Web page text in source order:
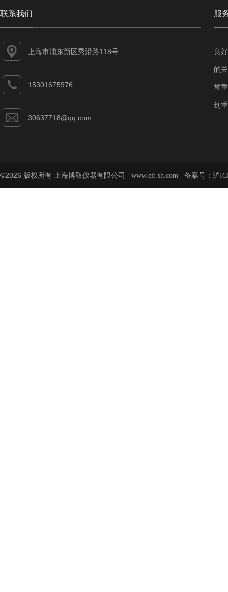
联系我们
上海市浦东新区秀沿路118号
15301675976
30637718@qq.com
服
良
的
常
到
©2026 版权所有 上海博取仪器有限公司 www.eit-sh.com 备案号： 沪